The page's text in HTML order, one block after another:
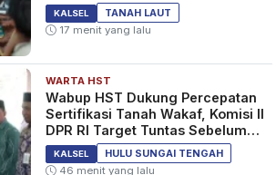
KALSEL
TANAH LAUT
17 menit yang lalu
WARTA HST
Wabup HST Dukung Percepatan
Sertifikasi Tanah Wakaf, Komisi II
DPR RI Target Tuntas Sebelum
2029
KALSEL
HULU SUNGAI TENGAH
46 menit yang lalu